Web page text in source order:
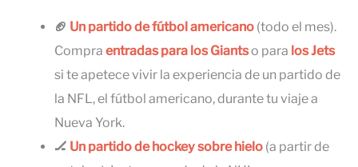
🏈 Un partido de fútbol americano (todo el mes).
Compra entradas para los Giantso para los Jets
si te apetece vivir la experiencia de un partido de
la NFL, el fútbol americano, durante tu viaje a
Nueva York.
🏒 Un partido de hockey sobre hielo (a partir de